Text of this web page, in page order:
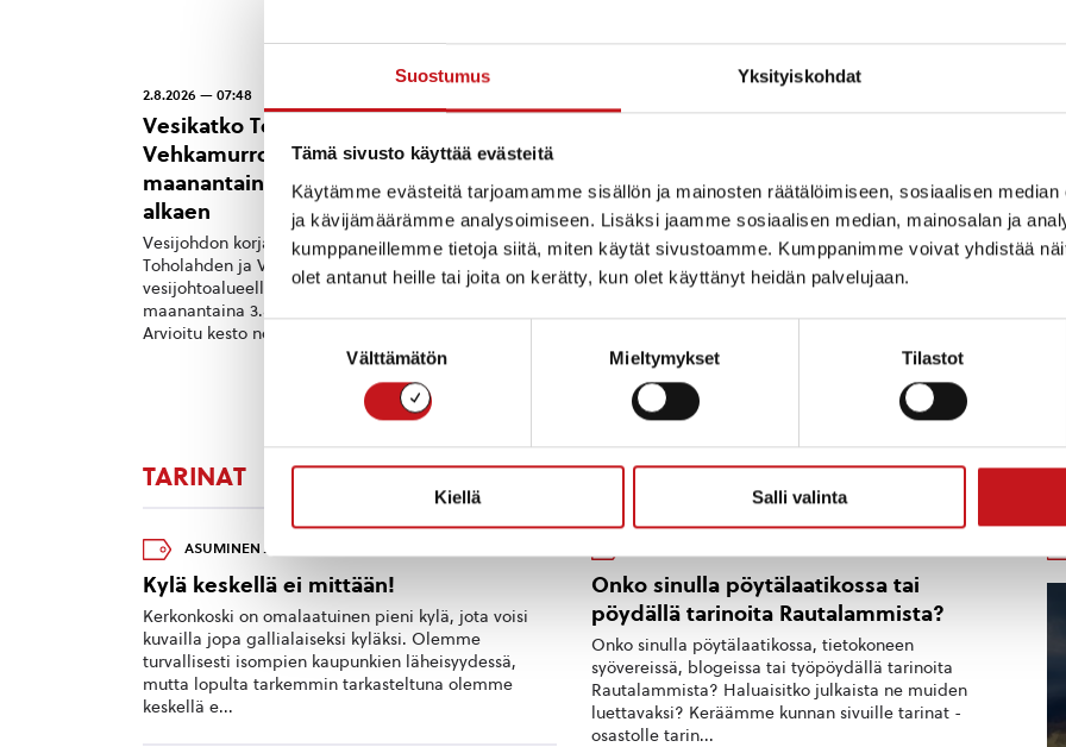
Suostumus Yksityiskohdat
Tämä sivusto käyttää evästeitä
Käytämme evästeitä tarjoamamme sisällön ja mainosten räätälöimiseen, sosiaalisen
ja kävijämäärämme analysoimiseen. Lisäksi jaamme sosiaalisen median, mainosalan ja
kumppaneillemme tietoja siitä, miten käytät sivustoamme. Kumppanimme voivat yhdistää
olet antanut heille tai joita on kerätty, kun olet käyttänyt heidän palvelujaan.
Suostumuksen
Välttämätön Mieltymykset Tilastot
Kiellä Salli valinta
2.8.2026 — 07:48
Vesikatko Toholahden ja
Vehkamurron alueella
maanantaina 3.8. klo 8.00
alkaen
Vesijohdon korjaamisen vuoksi
Toholahden ja Vehkamurron
vesijohtoalueella on vesikatkos
maanantaina 3.8. klo 8.00 alkaen.
Arvioitu kesto noin 6h.
on pian 80-vuotias – kurssi-
ilmoittautuminen alkaa
9.8.2026
Sisä-Savon kansalaisopisto täyttää 80
vuotta vuonna 2027. Opisto juhlistaa
merkkivuotta lukuvuoden 2026-27
alkaa netissä su 9.8.2026 ...
Skeittipuiston käyttö on
harkinnanvaraista, koska
on pehmentänyt puiston alla
bitumiemulsiopintaa. Asiasta
reklamaatio materiaalin
TARINAT
ASUMINEN JA YMPÄRISTÖ
Kylä keskellä ei mittään!
Kerkonkoski on omalaatuinen pieni kylä, jota voisi
kuvailla jopa gallialaiseksi kyläksi. Olemme
turvallisesti isompien kaupunkien läheisyydessä,
mutta lopulta tarkemmin tarkasteltuna olemme
keskellä e...
Onko sinulla pöytälaatikossa tai
pöydällä tarinoita Rautalammista?
Onko sinulla pöytälaatikossa, tietokoneen
syövereissä, blogeissa tai työpöydällä tarinoita
Rautalammista? Haluaisitko julkaista ne muiden
luettavaksi? Keräämme kunnan sivuille tarinat -
osastolle tarin...